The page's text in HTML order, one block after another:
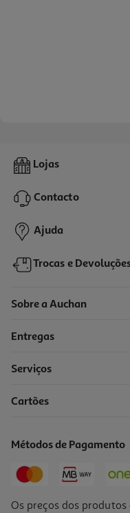
Néctar Um Bongo 8 Frutos 1l
1,59 €
Lojas
Contacto
Ajuda
Trocas e
Sobre a Auchan
Entregas
Serviços
Cartões
Métodos de Pagamento
Os preços dos